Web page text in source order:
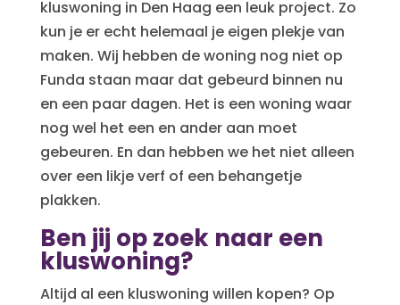
kluswoning in Den Haag een leuk project. Zo
kun je er echt helemaal je eigen plekje van
maken. Wij hebben de woning nog niet op
Funda staan maar dat gebeurd binnen nu
en een paar dagen. Het is een woning waar
nog wel het een en ander aan moet
gebeuren. En dan hebben we het niet alleen
over een likje verf of een behangetje
plakken.
Ben jij op zoek naar een
kluswoning?
Altijd al een kluswoning willen kopen? Op